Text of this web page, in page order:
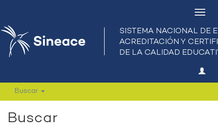
Buscar
Buscar